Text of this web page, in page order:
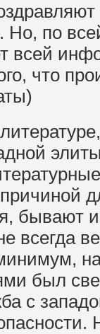
Но, по
всей
что
бывают
всегда
был
с